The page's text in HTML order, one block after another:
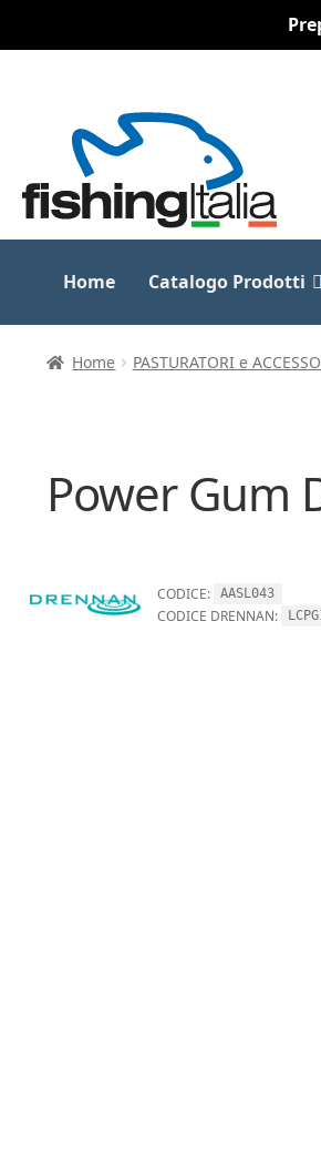
navigazione
contenuto
Home Catalogo Prodotti
Home PASTURATORI e
Power Gum
CODICE: AASL043
CODICE DRENNAN: